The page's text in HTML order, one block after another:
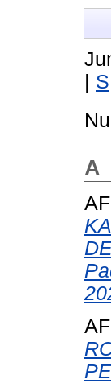
S
A